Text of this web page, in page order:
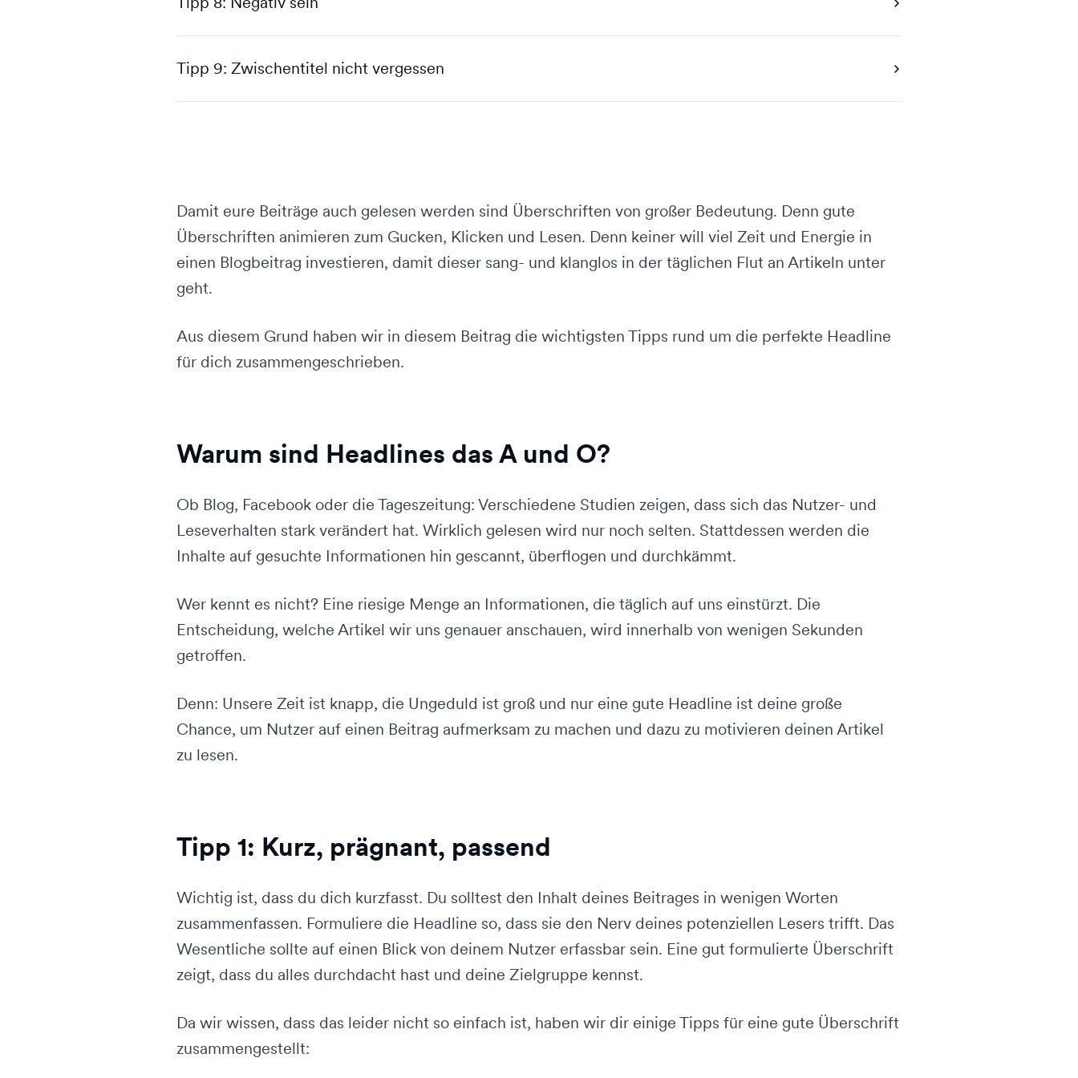
Tipp 9: Zwischentitel nicht vergessen
Damit eure Beiträge auch gelesen werden sind Überschriften von großer Bedeutung. Denn gute
Überschriften animieren zum Gucken, Klicken und Lesen. Denn keiner will viel Zeit und Energie in
einen Blogbeitrag investieren, damit dieser sang- und klanglos in der täglichen Flut an Artikeln unter
geht.
Aus diesem Grund haben wir in diesem Beitrag die wichtigsten Tipps rund um die perfekte Headline
für dich zusammengeschrieben.
Warum sind Headlines das A und O?
Ob Blog, Facebook oder die Tageszeitung: Verschiedene Studien zeigen, dass sich das Nutzer- und
Leseverhalten stark verändert hat. Wirklich gelesen wird nur noch selten. Stattdessen werden die
Inhalte auf gesuchte Informationen hin gescannt, überflogen und durchkämmt.
Wer kennt es nicht? Eine riesige Menge an Informationen, die täglich auf uns einstürzt. Die
Entscheidung, welche Artikel wir uns genauer anschauen, wird innerhalb von wenigen Sekunden
getroffen.
Denn: Unsere Zeit ist knapp, die Ungeduld ist groß und nur eine gute Headline ist deine große
Chance, um Nutzer auf einen Beitrag aufmerksam zu machen und dazu zu motivieren deinen Artikel
zu lesen.
Tipp 1: Kurz, prägnant, passend
Wichtig ist, dass du dich kurzfasst. Du solltest den Inhalt deines Beitrages in wenigen Worten
zusammenfassen. Formuliere die Headline so, dass sie den Nerv deines potenziellen Lesers trifft. Das
Wesentliche sollte auf einen Blick von deinem Nutzer erfassbar sein. Eine gut formulierte Überschrift
zeigt, dass du alles durchdacht hast und deine Zielgruppe kennst.
Da wir wissen, dass das leider nicht so einfach ist, haben wir dir einige Tipps für eine gute Überschrift
zusammengestellt: